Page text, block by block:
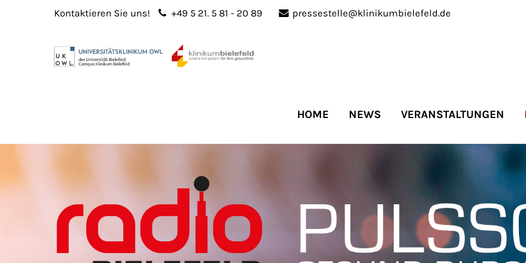
Login
Benutzername
Register |Lost your password?
24h/
365days
We offer support for our
customers
Have any questions?
+44 1234 567 890
Drop us a line
info@yourdomain.com
Kontaktieren Sie uns! +49 5 21. 5 81 - 20 89 pressestelle@klinikumbielefeld.de
HOME NEWS VERANSTALTUNGEN